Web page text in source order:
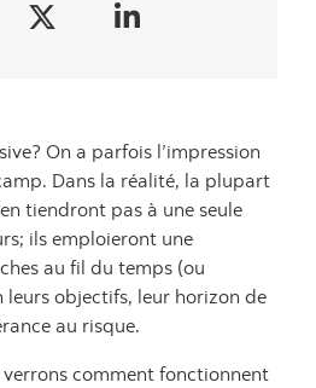
On a parfois l’impression
Dans la réalité, la plupart
tiendront pas à une seule
ils emploieront une
au fil du temps (ou
leurs objectifs, leur horizon de
au risque.
comment fonctionnent